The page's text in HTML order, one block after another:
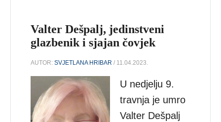
Valter Dešpalj, jedinstveni
glazbenik i sjajan čovjek
AUTOR:SVJETLANA HRIBAR / 11.04.2023.
U nedjelju 9.
travnja je umro
Valter Dešpalj